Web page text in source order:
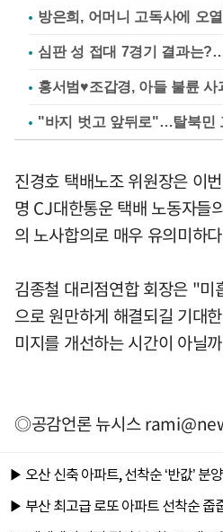
방은희, 어머니 고독사에 오
심판 성 접대 7경기 결과는
홍서범♥조갑경, 아들 불륜 사
"바지 벗고 앞뒤로"…탈북민
진경호 택배노조 위원장은 이
명 CJ대한통운 택배 노동자들
의 노사합의로 매우 유의미하
김종철 대리점연합 회장은 "미
으로 원만하게 해결되길 기대
미지를 개선하는 시간이 아닐
◎공감언론 뉴시스